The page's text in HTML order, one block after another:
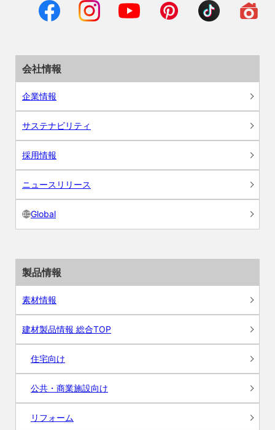
会社情報
企業情報
サステナビリティ
採用情報
ニュースリリース
Global
製品情報
素材情報
建材製品情報 総合TOP
住宅向け
公共・商業施設向け
リフォーム